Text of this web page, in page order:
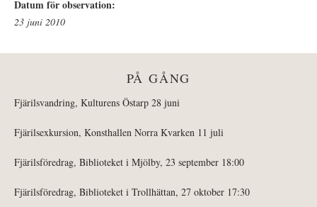
Datum för observation:
23 juni 2010
PÅ GÅNG
Fjärilsvandring, Kulturens Östarp 28 juni
Fjärilsexkursion, Konsthallen Norra Kvarken 11 juli
Fjärilsföredrag, Biblioteket i Mjölby, 23 september 18:00
Fjärilsföredrag, Biblioteket i Trollhättan, 27 oktober 17:30